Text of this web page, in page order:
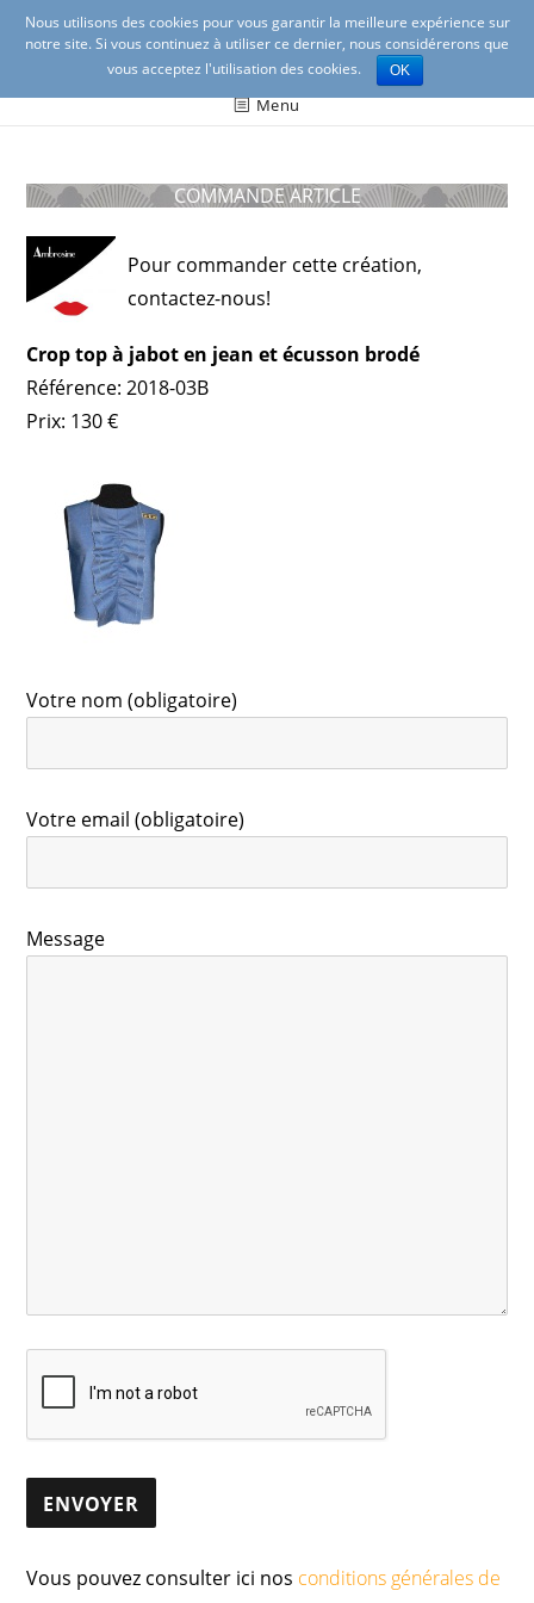
Ambrosine créations Lyon
Création de mode féminine à Lyon (vêtements et
accessoires)
Menu
COMMANDE ARTICLE
Pour commander cette création,
contactez-nous!
Crop top à jabot en jean et écusson brodé
Référence: 2018-03B
Prix: 130 €
Votre nom (obligatoire)
Votre email (obligatoire)
Message
Vous pouvez consulter ici nos conditions générales de
Nous utilisons des cookies pour vous garantir la meilleure expérience sur
notre site. Si vous continuez à utiliser ce dernier, nous considérerons que
vous acceptez l'utilisation des cookies.
OK